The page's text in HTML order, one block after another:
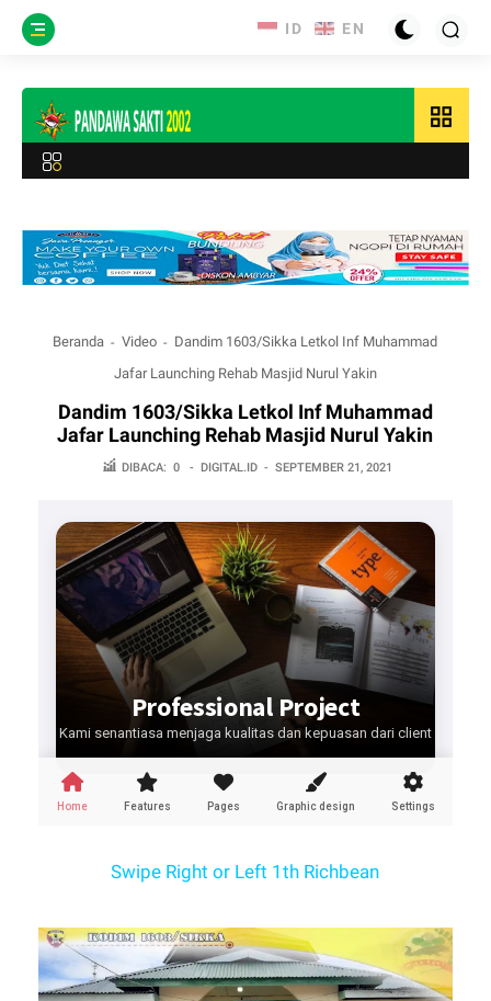
grid_view
Beranda Video
Dandim 1603/Sikka Letkol Inf Muhammad
Jafar Launching Rehab Masjid Nurul Yakin
Dandim 1603/Sikka Letkol Inf Muhammad
Jafar Launching Rehab Masjid Nurul Yakin
DIBACA: 0 - DIGITAL.ID - SEPTEMBER 21, 2021
Swipe Right or Left 1th Richbean